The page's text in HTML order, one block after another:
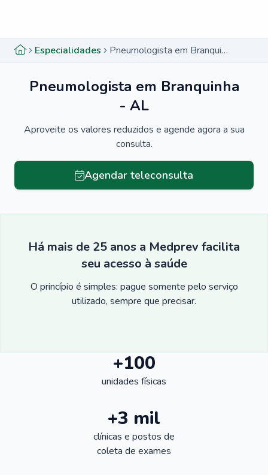
Especialidades Pneumologista em Branquinha - AL
Pneumologista em Branquinha
- AL
Aproveite os valores reduzidos e agende agora a sua
consulta.
Agendar teleconsulta
Há mais de 25 anos a Medprev facilita
seu acesso à saúde
O princípio é simples: pague somente pelo serviço
utilizado, sempre que precisar.
+100
unidades físicas
+3 mil
clínicas e postos de
coleta de exames